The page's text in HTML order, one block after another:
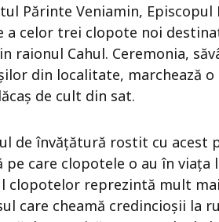
Părinte Veniamin,
a celor trei clopote noi
raionul Cahul. Ceremonia,
din localitate, marchează
de cult din sat.
de învățătură rostit cu
pe care clopotele o au în
clopotelor reprezintă mult
care cheamă credincioșii la